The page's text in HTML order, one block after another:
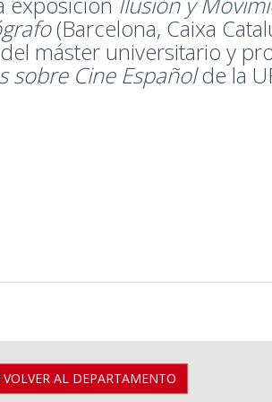
(Barcelona, Caixa
máster universitario y
sobre Cine Españolde la
VOLVER AL DEPARTAMENTO